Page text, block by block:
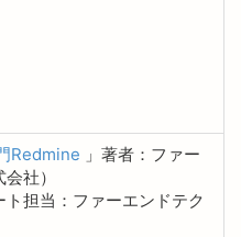
Redmine 」著者：ファー
社）
担当：ファーエンドテク